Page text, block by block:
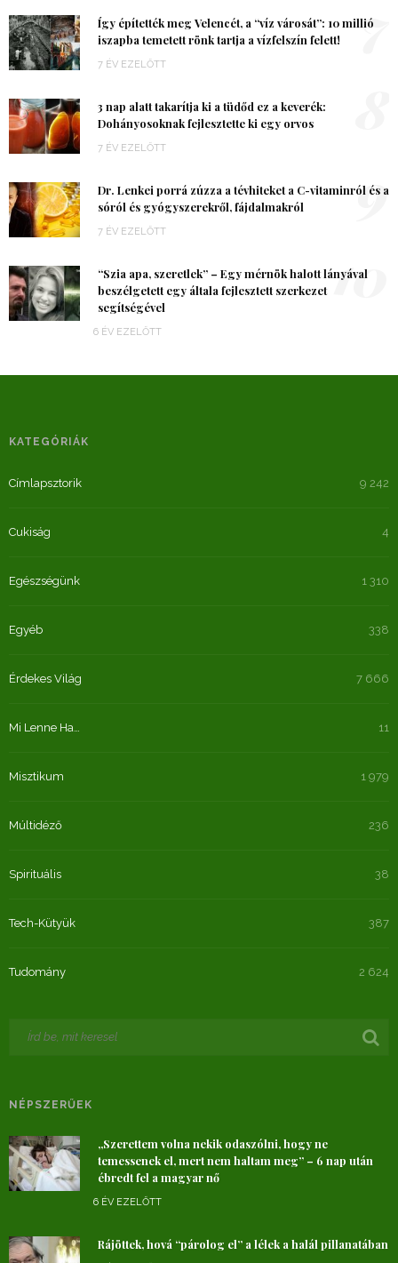
Így építették meg Velencét, a “víz városát”: 10 millió
iszapba temetett rönk tartja a vízfelszín felett!
7 ÉV EZELŐTT
7
3 nap alatt takarítja ki a tüdőd ez a keverék:
Dohányosoknak fejlesztette ki egy orvos
7 ÉV EZELŐTT
Dr. Lenkei porrá zúzza a tévhiteket a C-vitaminról és a
sóról és gyógyszerekről, fájdalmakról
7 ÉV EZELŐTT
9
“Szia apa, szeretlek” – Egy mérnök halott lányával
beszélgetett egy általa fejlesztett szerkezet
segítségével
6 ÉV EZELŐTT
10
KATEGÓRIÁK
Címlapsztorik 9 242
Cukiság 4
Egészségünk 1 310
Egyéb 338
Érdekes Világ 7 666
Mi Lenne Ha… 11
Misztikum 1 979
Múltidéző 236
Spirituális 38
Tech-Kütyük 387
Tudomány 2 624
NÉPSZERŰEK
„Szerettem volna nekik odaszólni, hogy ne
temessenek el, mert nem haltam meg” – 6 nap után
ébredt fel a magyar nő
6 ÉV EZELŐTT
Rájöttek, hová “párolog el” a lélek a halál pillanatában